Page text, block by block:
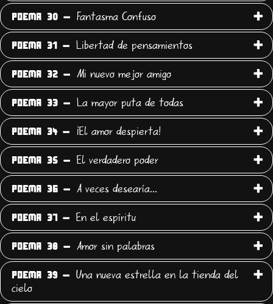
POEMA 30 - Fantasma Confuso
POEMA 31 - Libertad de pensamientos
POEMA 32 - Mi nuevo mejor amigo
POEMA 33 - La mayor puta de todas
POEMA 34 - ¡El amor despierta!
POEMA 35 - El verdadero poder
POEMA 36 - A veces desearía...
POEMA 37 - En el espíritu
POEMA 38 - Amor sin palabras
POEMA 39 -
Una nueva estrella en la tienda del
cielo